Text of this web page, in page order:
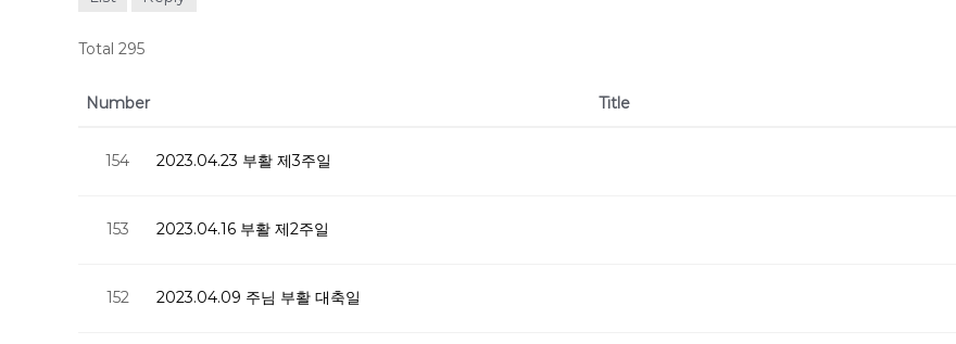
Total 295
Number Title
154 2023.04.23 부활 제3주일
153 2023.04.16 부활 제2주일
152 2023.04.09 주님 부활 대축일